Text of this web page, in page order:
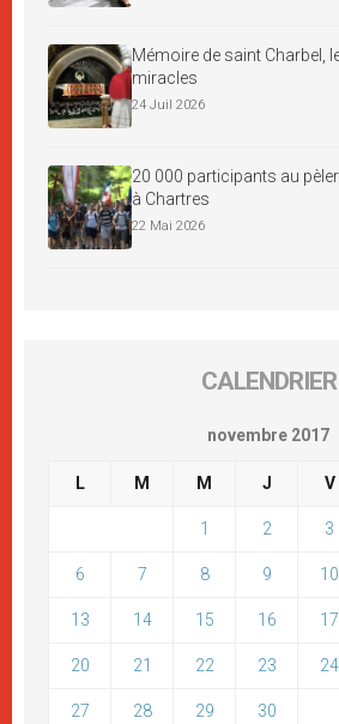
Mémoire de saint Charbel,
miracles
24 Juil 2026
20 000 participants au
à Chartres
22 Mai 2026
CALENDRIER
novembre 2017
L M M J V
1 2 3
6 7 8 9 10
13 14 15 16 17
20 21 22 23 24
27 28 29 30